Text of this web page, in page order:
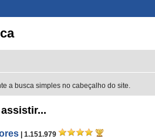
a busca simples no cabeçalho do site.
| 1.151.979